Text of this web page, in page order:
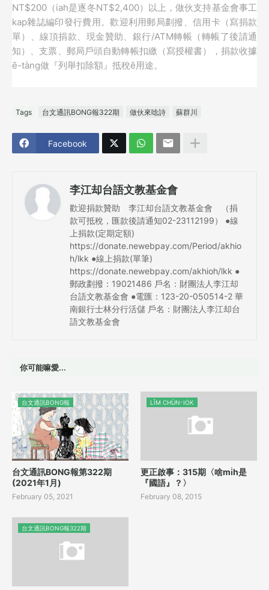
NT$200（iah是逐冬NT$2,400）以上，做伙支持基金會事工
kap雜誌編印發行費用。歡迎利用郵局劃撥、信用卡（寫捐款
單）、線頂捐款、現金贊助、銀行/ATM轉帳（轉帳了後請通
知）、支票、郵局戶頭自動轉帳扣繳（寫授權書），捐款收據
ē-tàng做『列舉扣除額』抵稅ê用途。
Tags 台文通訊BONG報322期 做伙來唸詩 蘇群川
Facebook
李江却台語文教基金會
歡迎捐款贊助 李江却台語文教基金會 （捐
款可抵稅，匯款後請通知02-23112199） ●線
上捐款(定期定額)
https://donate.newebpay.com/Period/akhio
h/lkk ●線上捐款(單筆)
https://donate.newebpay.com/akhioh/lkk ●
郵政劃撥：19021486 戶名：財團法人李江却
台語文教基金會 ●電匯：123-20-050514-2 華
南銀行士林分行活儲 戶名：財團法人李江却台
語文教基金會
你可能嘛愛...
台文通訊BONG報
台文通訊BONG報第322期
(2021年1月)
February 05, 2021
LÎM CHÙN-IO̍K
更正啟事：315期〈啥mi̍h是
『國語』？〉
February 08, 2015
台文通訊BONG報322期